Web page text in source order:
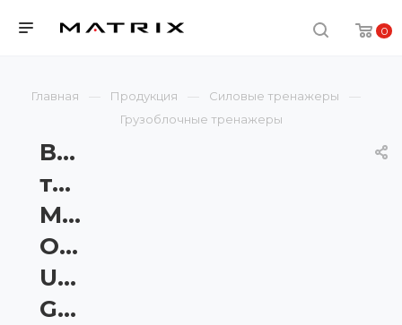
0
Главная Продукция
Силовые тренажеры
Грузоблочные тренажеры
Вращение
торса
Matrix
Onyx
Ultra
G7-